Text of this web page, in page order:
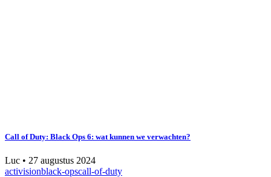
Call of Duty: Black Ops 6: wat kunnen we verwachten?
Luc • 27 augustus 2024
activisionblack-opscall-of-duty